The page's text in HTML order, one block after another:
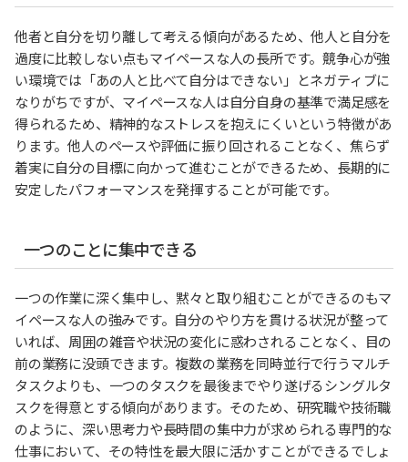
他者と自分を切り離して考える傾向があるため、他人と自分を
過度に比較しない点もマイペースな人の長所です。競争心が強
い環境では「あの人と比べて自分はできない」とネガティブに
なりがちですが、マイペースな人は自分自身の基準で満足感を
得られるため、精神的なストレスを抱えにくいという特徴があ
ります。他人のペースや評価に振り回されることなく、焦らず
着実に自分の目標に向かって進むことができるため、長期的に
安定したパフォーマンスを発揮することが可能です。
一つのことに集中できる
一つの作業に深く集中し、黙々と取り組むことができるのもマ
イペースな人の強みです。自分のやり方を貫ける状況が整って
いれば、周囲の雑音や状況の変化に惑わされることなく、目の
前の業務に没頭できます。複数の業務を同時並行で行うマルチ
タスクよりも、一つのタスクを最後までやり遂げるシングルタ
スクを得意とする傾向があります。そのため、研究職や技術職
のように、深い思考力や長時間の集中力が求められる専門的な
仕事において、その特性を最大限に活かすことができるでしょ